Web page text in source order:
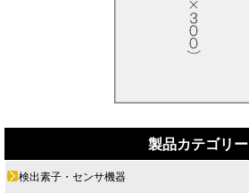
製品カテゴリー
検出素子・センサ機器